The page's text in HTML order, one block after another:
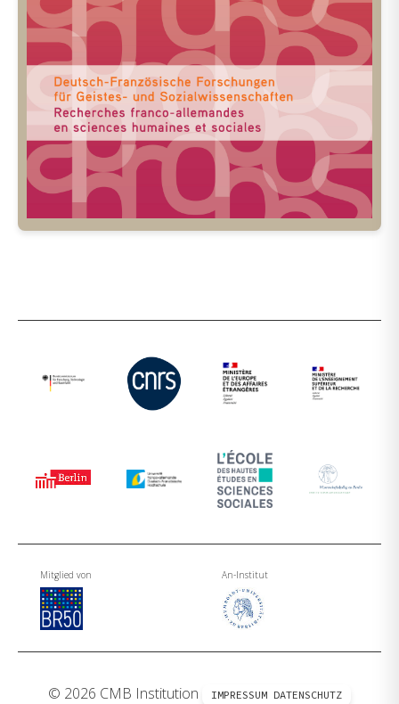
Mitglied von An-Institut
© 2026 CMB Institution IMPRESSUM DATENSCHUTZ